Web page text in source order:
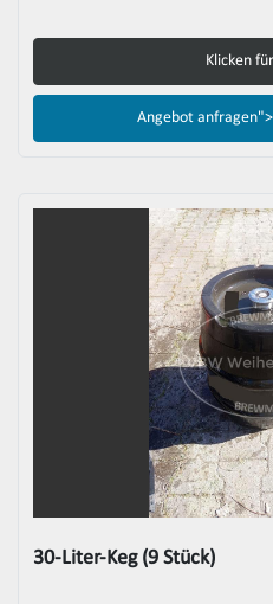
Klicken
Angebot anfragen">
30-Liter-Keg (9 Stück)